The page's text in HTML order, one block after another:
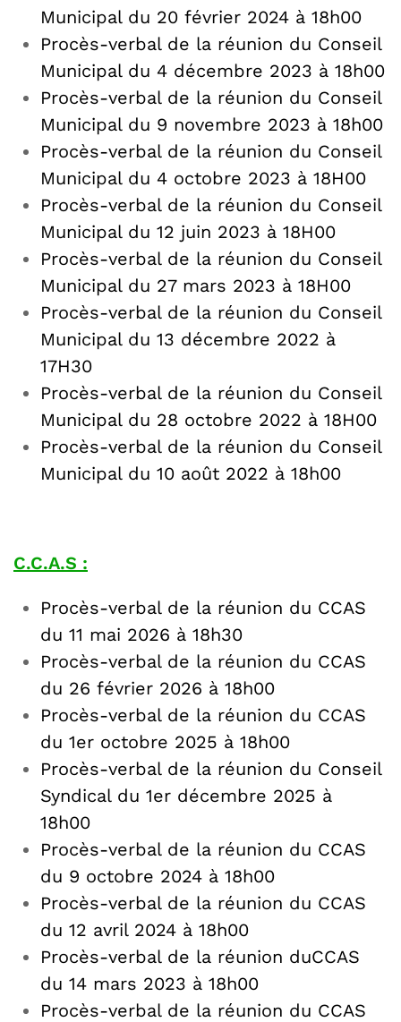
Municipal du 20 février 2024 à 18h00
Procès-verbal de la réunion du Conseil
Municipal du 4 décembre 2023 à 18h00
Procès-verbal de la réunion du Conseil
Municipal du 9 novembre 2023 à 18h00
Procès-verbal de la réunion du Conseil
Municipal du 4 octobre 2023 à 18H00
Procès-verbal de la réunion du Conseil
Municipal du 12 juin 2023 à 18H00
Procès-verbal de la réunion du Conseil
Municipal du 27 mars 2023 à 18H00
Procès-verbal de la réunion du Conseil
Municipal du 13 décembre 2022 à
17H30
Procès-verbal de la réunion du Conseil
Municipal du 28 octobre 2022 à 18H00
Procès-verbal de la réunion du Conseil
Municipal du 10 août 2022 à 18h00
C.C.A.S :
Procès-verbal de la réunion du CCAS
du 11 mai 2026 à 18h30
Procès-verbal de la réunion du CCAS
du 26 février 2026 à 18h00
Procès-verbal de la réunion du CCAS
du 1er octobre 2025 à 18h00
Procès-verbal de la réunion du Conseil
Syndical du 1er décembre 2025 à
18h00
Procès-verbal de la réunion du CCAS
du 9 octobre 2024 à 18h00
Procès-verbal de la réunion du CCAS
du 12 avril 2024 à 18h00
Procès-verbal de la réunion duCCAS
du 14 mars 2023 à 18h00
Procès-verbal de la réunion du CCAS